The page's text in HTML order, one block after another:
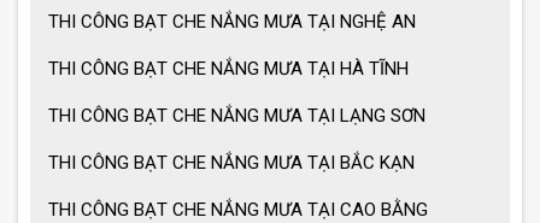
THI CÔNG BẠT CHE NẮNG MƯA TẠI NGHỆ AN
THI CÔNG BẠT CHE NẮNG MƯA TẠI HÀ TĨNH
THI CÔNG BẠT CHE NẮNG MƯA TẠI LẠNG SƠN
THI CÔNG BẠT CHE NẮNG MƯA TẠI BẮC KẠN
THI CÔNG BẠT CHE NẮNG MƯA TẠI CAO BẰNG